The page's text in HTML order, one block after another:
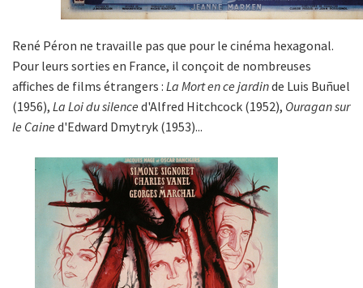
René Péron ne travaille pas que pour le cinéma hexagonal.
Pour leurs sorties en France, il conçoit de nombreuses
affiches de films étrangers : La Mort en ce jardinde Luis Buñuel
(1956), La Loi du silence d'Alfred Hitchcock (1952), Ouragan sur
le Caine d'Edward Dmytryk (1953)...